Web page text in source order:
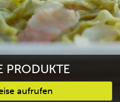
PRODUKTE
aufrufen